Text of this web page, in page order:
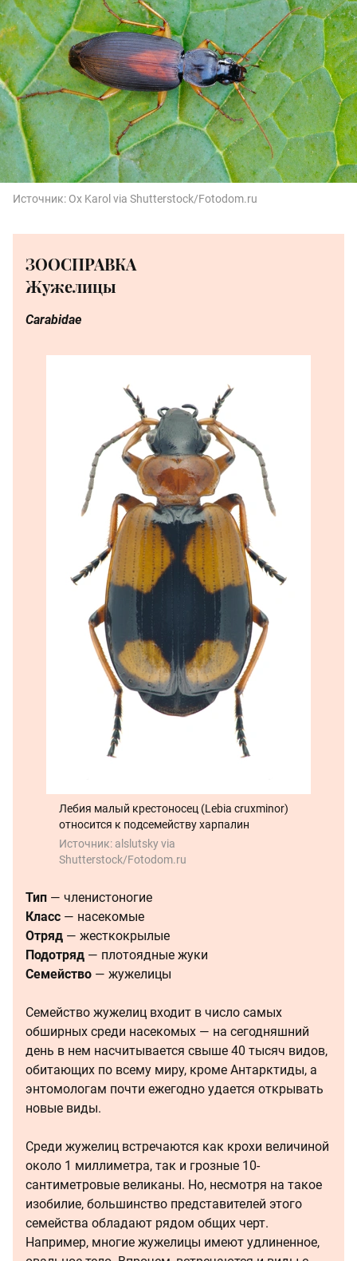
Источник: Ox Karol via Shutterstock/Fotodom.ru
ЗООСПРАВКА
Жужелицы
Carabidae
Лебия малый крестоносец (Lebia cruxminor)
относится к подсемейству харпалин
Источник: alslutsky via
Shutterstock/Fotodom.ru
Тип — членистоногие
Класс — насекомые
Отряд — жесткокрылые
Подотряд — плотоядные жуки
Семейство — жужелицы
Семейство жужелиц входит в число самых
обширных среди насекомых — на сегодняшний
день в нем насчитывается свыше 40 тысяч видов,
обитающих по всему миру, кроме Антарктиды, а
энтомологам почти ежегодно удается открывать
новые виды.
Среди жужелиц встречаются как крохи величиной
около 1 миллиметра, так и грозные 10-
сантиметровые великаны. Но, несмотря на такое
изобилие, большинство представителей этого
семейства обладают рядом общих черт.
Например, многие жужелицы имеют удлиненное,